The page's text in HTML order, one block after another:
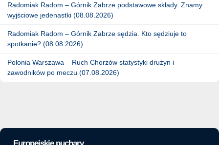
Radomiak Radom – Górnik Zabrze podstawowe składy. Znamy
wyjściowe jedenastki (08.08.2026)
Radomiak Radom – Górnik Zabrze sędzia. Kto sędziuje to
spotkanie? (08.08.2026)
Polonia Warszawa – Ruch Chorzów statystyki drużyn i
zawodników po meczu (07.08.2026)